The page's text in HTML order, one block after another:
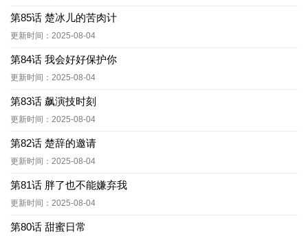
第85话 楚冰儿的苦肉计
更新时间：2025-08-04
第84话 我会好好保护你
更新时间：2025-08-04
第83话 飙演技时刻
更新时间：2025-08-04
第82话 楚辞的邀请
更新时间：2025-08-04
第81话 胖了也不能嫌弃我
更新时间：2025-08-04
第80话 甜蜜日常